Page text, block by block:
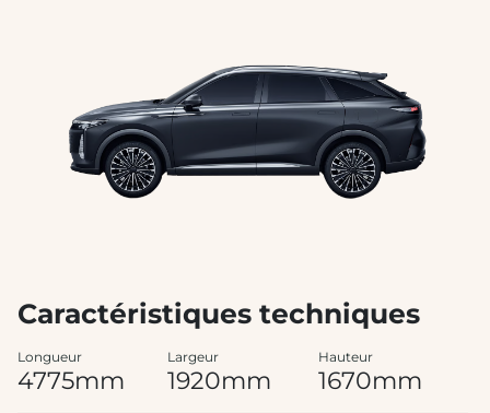
Caractéristiques techniques
Longueur
4775mm
Largeur
1920mm
Hauteur
1670mm